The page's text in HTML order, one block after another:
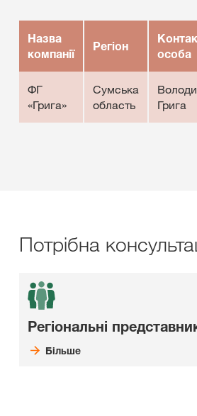
Назва
компанії
Регіон
особа
ФГ
«Грига»
Сумська
область
Грига
Потрібна
Регіональні
Більше